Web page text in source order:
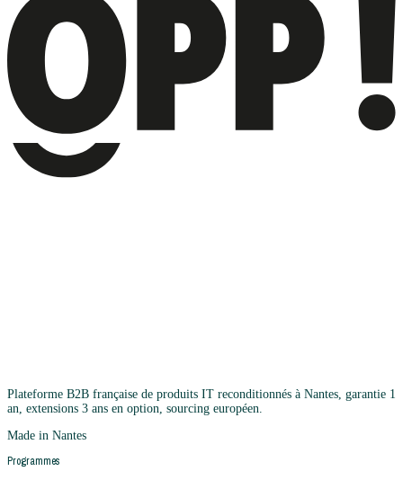
Plateforme B2B française de produits IT reconditionnés à Nantes, garantie 1
an, extensions 3 ans en option, sourcing européen.
Made in Nantes
Programmes